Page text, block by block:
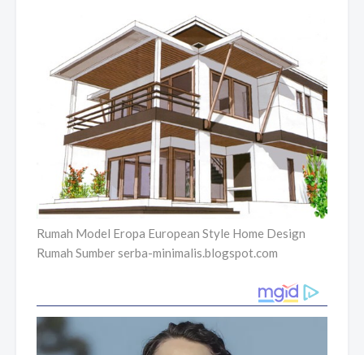
Rumah Model Eropa European Style Home Design
Rumah Sumber serba-minimalis.blogspot.com